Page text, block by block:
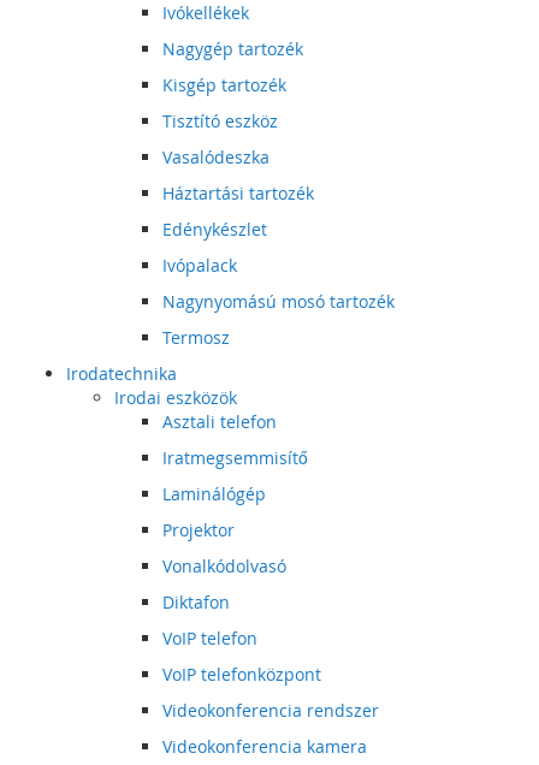
Ivókellékek
Nagygép tartozék
Kisgép tartozék
Tisztító eszköz
Vasalódeszka
Háztartási tartozék
Edénykészlet
Ivópalack
Nagynyomású mosó tartozék
Termosz
Irodatechnika
Irodai eszközök
Asztali telefon
Iratmegsemmisítő
Laminálógép
Projektor
Vonalkódolvasó
Diktafon
VoIP telefon
VoIP telefonközpont
Videokonferencia rendszer
Videokonferencia kamera